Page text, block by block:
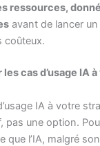
ressources,
avant de lancer
coûteux.
cas d’usage IA
IA à votre
pas une option.
que l’IA, malgré